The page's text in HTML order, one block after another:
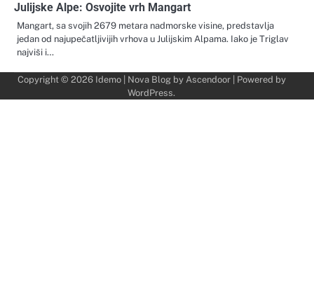
Julijske Alpe: Osvojite vrh Mangart
Mangart, sa svojih 2679 metara nadmorske visine, predstavlja
jedan od najupečatljivijih vrhova u Julijskim Alpama. Iako je Triglav
najviši i…
Copyright © 2026 Idemo| Nova Blog by Ascendoor| Powered by
WordPress.